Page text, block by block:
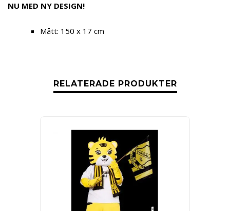
NU MED NY DESIGN!
Mått: 150 x 17 cm
RELATERADE PRODUKTER